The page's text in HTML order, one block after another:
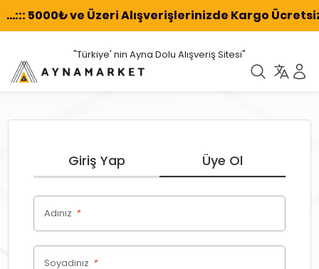
5000₺ ve Üzeri Alışverişlerinizde Kargo
"Türkiye' nin Ayna Dolu Alışveriş Sitesi"
Giriş Yap Üye Ol
Adınız *
Soyadınız *